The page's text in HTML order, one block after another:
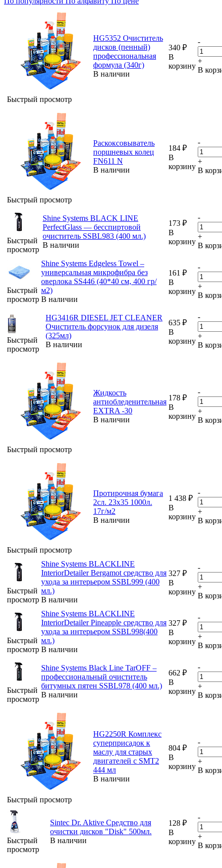
Быстрый просмотр
HG5352 Очиститель
дисков (пенный)
профессиональная
формула (340г)
В наличии
340 ₽
В
корзину
-
+
В
Быстрый просмотр
Раскоксовыватель
поршневых колец
FN611 N
В наличии
184 ₽
В
корзину
-
+
В
Быстрый
просмотр
Shine Systems BLACK LINE
PerfectGlass — бесспиртовой
очиститель SSBL983 (400 мл.)
В наличии
173 ₽
В
корзину
-
+
В
Быстрый
просмотр
Shine Systems Edgeless Towel –
универсальная микрофибра без
оверлока SS446 (40*40 см, 400 гр/
м2)
В наличии
161 ₽
В
корзину
-
+
В
Быстрый
просмотр
HG3416R DIESEL JET CLEANER
Очиститель форсунок для дизеля
(325мл)
В наличии
635 ₽
В
корзину
-
+
В
Быстрый просмотр
Жидкость
антиобледенительная
EXTRA -30
В наличии
178 ₽
В
корзину
-
+
В
Быстрый просмотр
Протирочная бумага
2сл. 23x35 1000л.
17г/м2
В наличии
1 438 ₽
В
корзину
-
+
В
Быстрый
просмотр
Shine Systems BLACKLINE
InteriorDetailer Bergamot средство для
ухода за интерьером SSBL999 (400
мл.)
В наличии
327 ₽
В
корзину
-
+
В
Быстрый
просмотр
Shine Systems BLACKLINE
InteriorDetailer Pineapple средство для
ухода за интерьером SSBL998(400
мл.)
В наличии
327 ₽
В
корзину
-
+
В
Быстрый
просмотр
Shine Systems Black Line TarOFF –
профессиональный очиститель
битумных пятен SSBL978 (400 мл.)
В наличии
662 ₽
В
корзину
-
+
В
Быстрый просмотр
HG2250R Комплекс
суперприсадок к
маслу для старых
двигателей с SMT2
444 мл
В наличии
804 ₽
В
корзину
-
+
В
Быстрый
просмотр
Sintec Dr. Aktive Средство для
очистки дисков "Disk" 500мл.
В наличии
128 ₽
В
корзину
-
+
В